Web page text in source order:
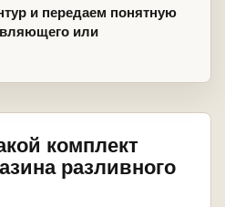
и передаем понятную
или
комплект
разливного